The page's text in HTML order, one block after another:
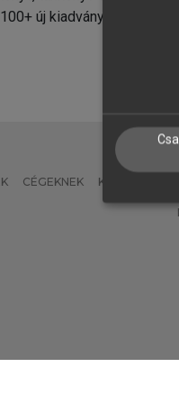
új kiadvány.
CÉGEKNEK